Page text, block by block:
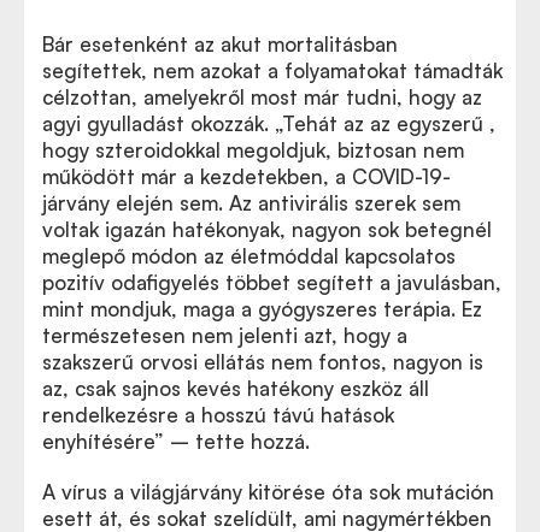
Bár esetenként az akut mortalitásban
segítettek, nem azokat a folyamatokat támadták
célzottan, amelyekről most már tudni, hogy az
agyi gyulladást okozzák. „Tehát az az egyszerű ,
hogy szteroidokkal megoldjuk, biztosan nem
működött már a kezdetekben, a COVID-19-
járvány elején sem. Az antivirális szerek sem
voltak igazán hatékonyak, nagyon sok betegnél
meglepő módon az életmóddal kapcsolatos
pozitív odafigyelés többet segített a javulásban,
mint mondjuk, maga a gyógyszeres terápia. Ez
természetesen nem jelenti azt, hogy a
szakszerű orvosi ellátás nem fontos, nagyon is
az, csak sajnos kevés hatékony eszköz áll
rendelkezésre a hosszú távú hatások
enyhítésére” – tette hozzá.
A vírus a világjárvány kitörése óta sok mutáción
esett át, és sokat szelídült, ami nagymértékben